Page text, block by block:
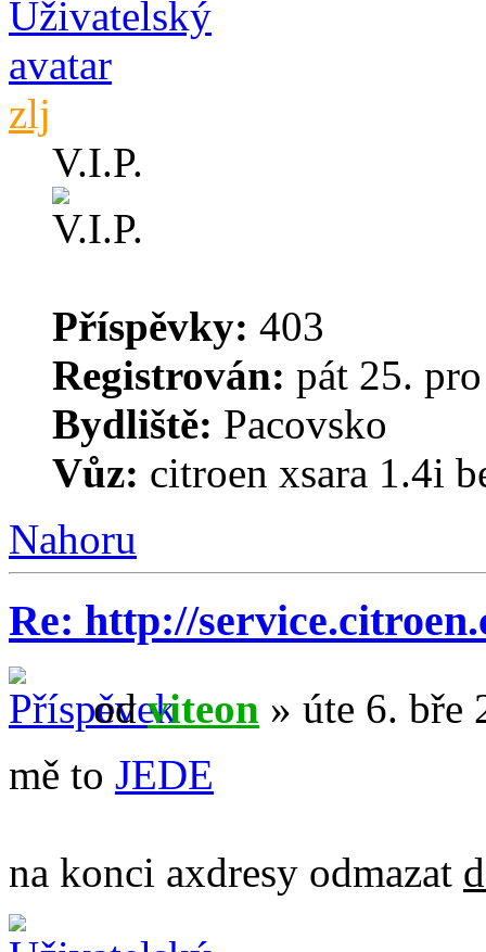
zlj
V.I.P.
Příspěvky: 403
Registrován: pát 25.
Bydliště: Pacovsko
Vůz: citroen xsara 1.4i
Nahoru
Re: http://
odviteon » úte 6. bře
mě to JEDE
na konci axdresy odmazat